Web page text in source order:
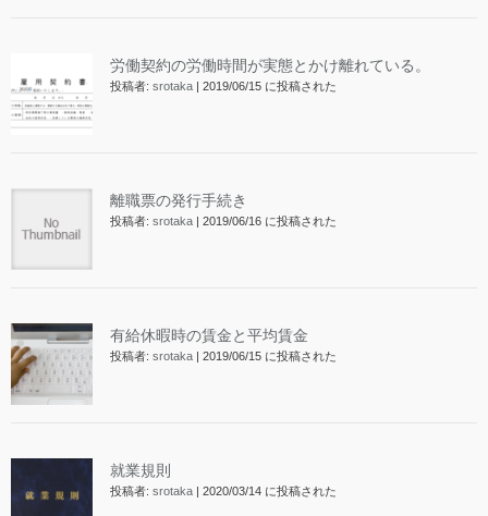
労働契約の労働時間が実態とかけ離れている。
投稿者: srotaka | 2019/06/15 に投稿された
離職票の発行手続き
投稿者: srotaka | 2019/06/16 に投稿された
有給休暇時の賃金と平均賃金
投稿者: srotaka | 2019/06/15 に投稿された
就業規則
投稿者: srotaka | 2020/03/14 に投稿された